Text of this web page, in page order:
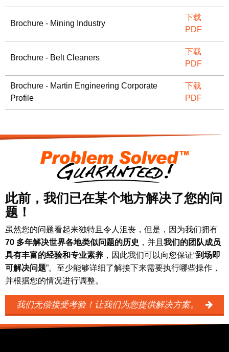
Brochure - Mining Industry
下载
PDF
Brochure - Belt Cleaners
下载
PDF
Brochure - Martin Engineering Corporate
Profile
下载
PDF
此前，我们已在某个地方解决了您的问
题！
虽然您的问题看起来独特且令人沮丧，但是，因为我们拥有
70 多年解决世界各地类似问题的历史 ，并且 我们的团队成员
具有丰富的经验和专业素养 ，因此我们可以向您保证“到场即
可解决问题”。至少能够详细了解接下来需要执行哪些操作，
并根据您的情况进行调整。
我们无偿接受考验！让我们为您提供解决方案。